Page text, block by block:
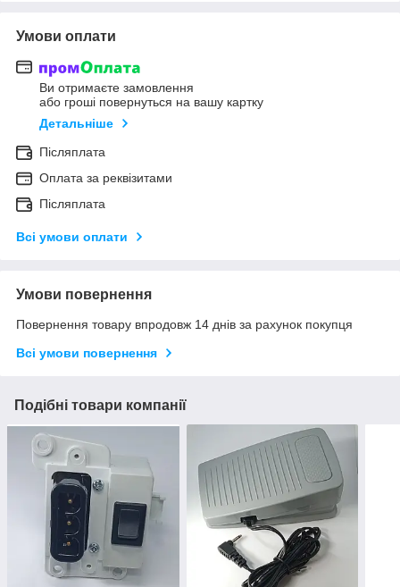
Умови оплати
Ви отримаєте замовлення
або гроші повернуться на вашу картку
Детальніше
Післяплата
Оплата за реквізитами
Післяплата
Всі умови оплати
Умови повернення
Повернення товару впродовж 14 днів за рахунок покупця
Всі умови повернення
Подібні товари компанії